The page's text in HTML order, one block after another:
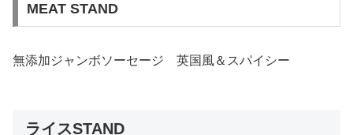
MEAT STAND
無添加ジャンボソーセージ 英国風＆スパイシー
ライスSTAND